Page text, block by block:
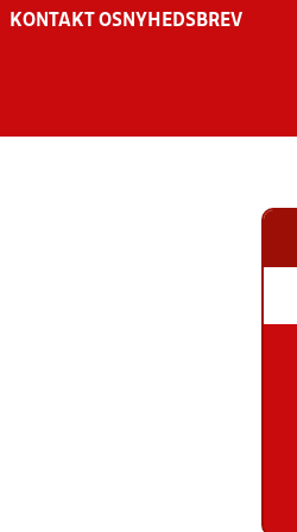
KONTAKT OS NYHEDSBREV